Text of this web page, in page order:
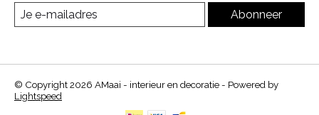
Abonneer
© Copyright 2026 AMaai - interieur en decoratie - Powered by
Lightspeed